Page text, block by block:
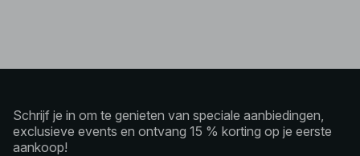
Schrijf je in om te genieten van speciale aanbiedingen,
exclusieve events en ontvang 15 % korting op je eerste
aankoop!